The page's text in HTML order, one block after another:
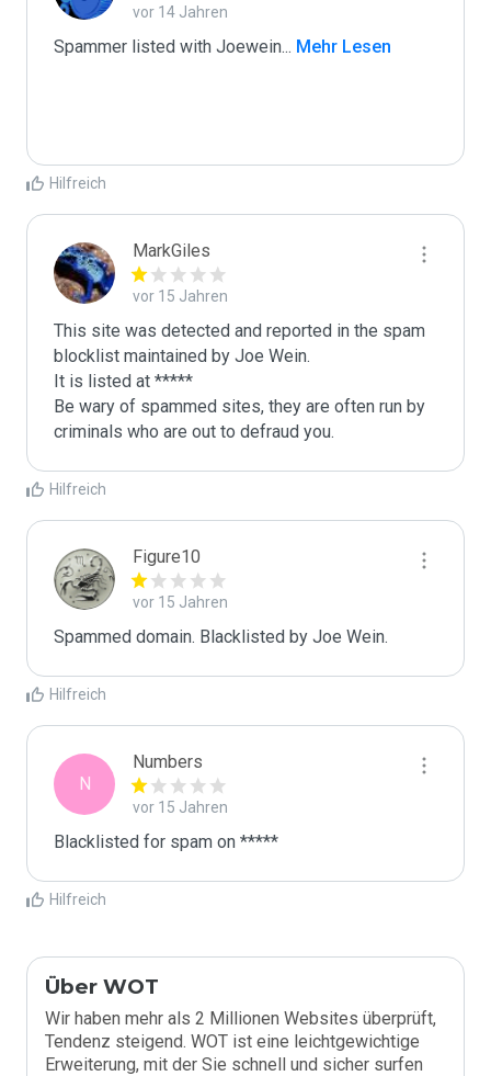
vor 14 Jahren
Spammer listed with Joewein ... Mehr Lesen
Hilfreich
MarkGiles
vor 15 Jahren
This site was detected and reported in the spam
blocklist maintained by Joe Wein.
It is listed at *****
Be wary of spammed sites, they are often run by
criminals who are out to defraud you.
Hilfreich
Figure10
vor 15 Jahren
Spammed domain. Blacklisted by Joe Wein.
Hilfreich
N
Numbers
vor 15 Jahren
Blacklisted for spam on *****
Hilfreich
Über WOT
Wir haben mehr als 2 Millionen Websites überprüft,
Tendenz steigend. WOT ist eine leichtgewichtige
Erweiterung, mit der Sie schnell und sicher surfen